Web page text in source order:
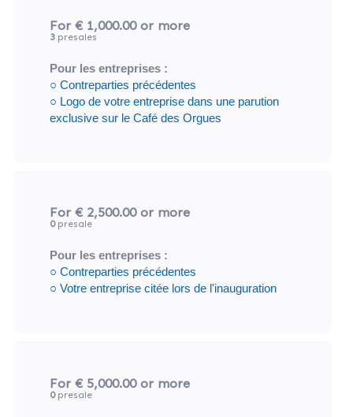
For € 1,000.00 or more
3presales
Pour les entreprises :
○ Contreparties précédentes
○ Logo de votre entreprise dans une parution
exclusive sur le Café des Orgues
For € 2,500.00 or more
0presale
Pour les entreprises :
○ Contreparties précédentes
○ Votre entreprise citée lors de l'inauguration
For € 5,000.00 or more
0presale